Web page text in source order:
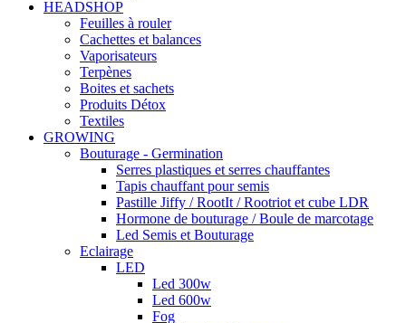
HEADSHOP
Feuilles à rouler
Cachettes et balances
Vaporisateurs
Terpènes
Boites et sachets
Produits Détox
Textiles
GROWING
Bouturage - Germination
Serres plastiques et serres chauffantes
Tapis chauffant pour semis
Pastille Jiffy / RootIt / Rootriot et cube LDR
Hormone de bouturage / Boule de marcotage
Led Semis et Bouturage
Eclairage
LED
Led 300w
Led 600w
Fog